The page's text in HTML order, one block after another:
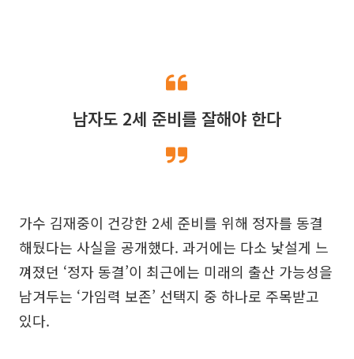
남자도 2세 준비를 잘해야 한다
가수 김재중이 건강한 2세 준비를 위해 정자를 동결
해뒀다는 사실을 공개했다. 과거에는 다소 낯설게 느
껴졌던 ‘정자 동결’이 최근에는 미래의 출산 가능성을
남겨두는 ‘가임력 보존’ 선택지 중 하나로 주목받고
있다.